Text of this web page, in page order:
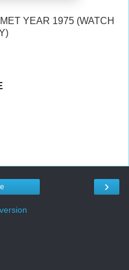
YEAR 1975 (WATCH
›